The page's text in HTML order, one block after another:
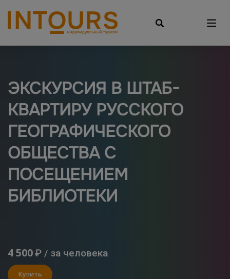
ЭКСКУРСИЯ В ШТАБ-
КВАРТИРУ РУССКОГО
ГЕОГРАФИЧЕСКОГО
ОБЩЕСТВА С
ПОСЕЩЕНИЕМ
БИБЛИОТЕКИ
Купить
4 500₽ / за человека